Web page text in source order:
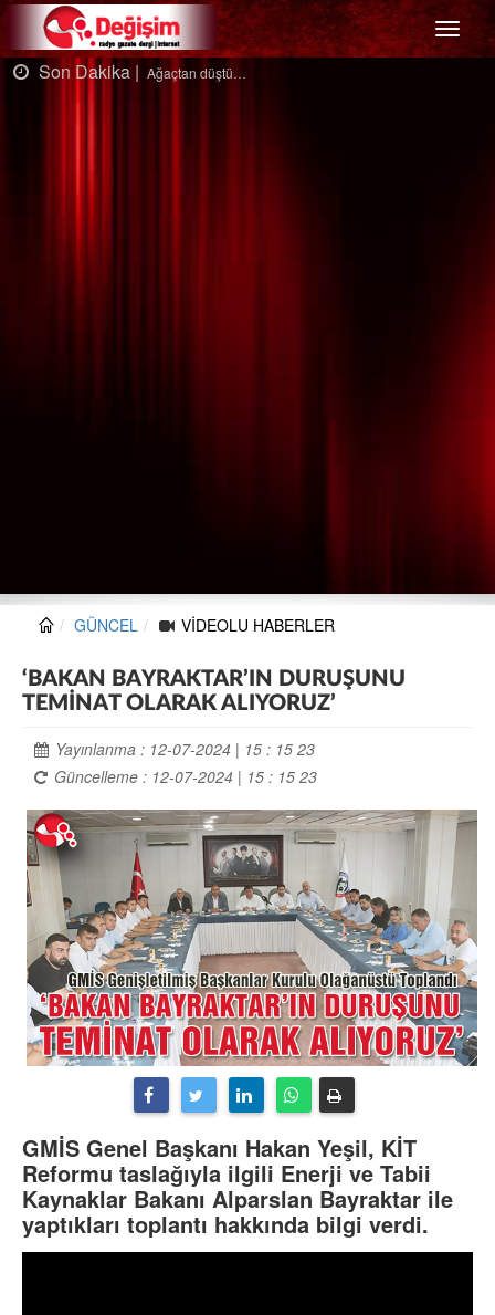
Menü
Son Dakika | Ağaçtan düştü…
GÜNCEL VİDEOLU HABERLER
‘BAKAN BAYRAKTAR’IN DURUŞUNU
TEMİNAT OLARAK ALIYORUZ’
Yayınlanma : 12-07-2024 | 15 : 15 23
Güncelleme : 12-07-2024 | 15 : 15 23
GMİS Genel Başkanı Hakan Yeşil, KİT
Reformu taslağıyla ilgili Enerji ve Tabii
Kaynaklar Bakanı Alparslan Bayraktar ile
yaptıkları toplantı hakkında bilgi verdi.